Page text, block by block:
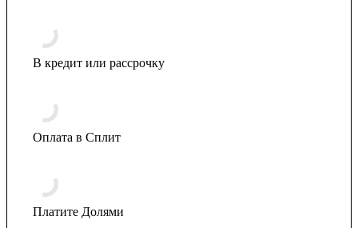
В кредит или рассрочку
Оплата в Сплит
Платите Долями